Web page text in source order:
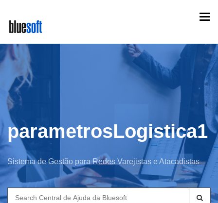
main
content
parametrosLogistica1
Sistema de Gestão para Redes Varejistas e Atacadistas
Search